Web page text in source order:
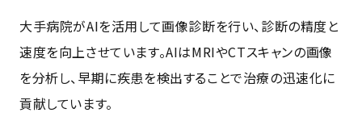
大手病院がAIを活用して画像診断を行い、診断の精度と
速度を向上させています。AIはMRIやCTスキャンの画像
を分析し、早期に疾患を検出することで治療の迅速化に
貢献しています。